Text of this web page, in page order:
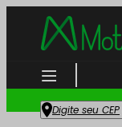
Digite seu CEP